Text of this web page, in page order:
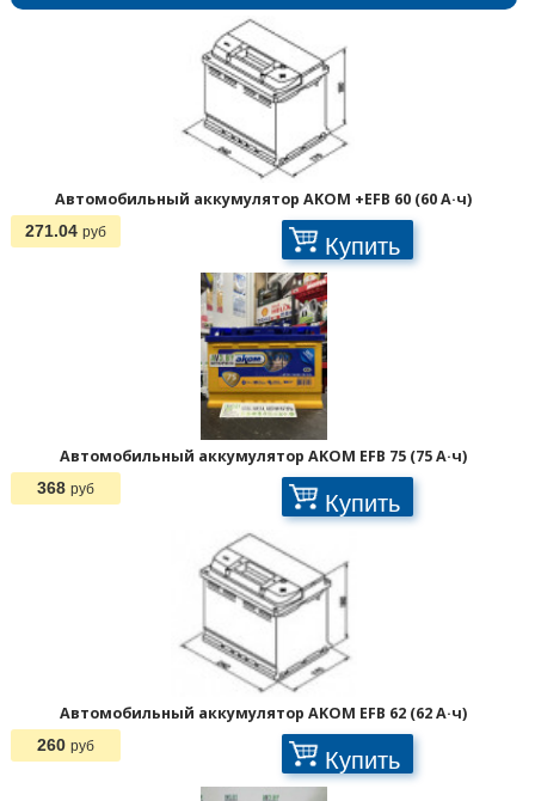
Автомобильный аккумулятор AKOM +EFB 60 (60 А·ч)
271.04 руб Купить
Автомобильный аккумулятор AKOM EFB 75 (75 А·ч)
368 руб Купить
Автомобильный аккумулятор AKOM EFB 62 (62 А·ч)
260 руб Купить